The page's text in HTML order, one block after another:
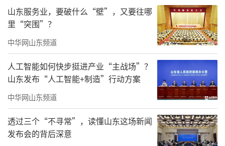
山东省人民政府决定，任命：
陈耕为山东省人民政府副秘书长；
荣红智为山东省人民政府副秘书长。
陈秀兴为山东省鲁信投资控股集团有限公
司董事、董事长。
赵锋为山东省发展和改革委员会副主任
（列孙来斌之后）。
山东服务业，要破什么“壁”，又要往哪
里“突围”？
中华网山东频道
人工智能如何快步挺进产业“主战场”？
山东发布“人工智能+制造”行动方案
中华网山东频道
透过三个“不寻常”，读懂山东这场新闻
发布会的背后深意